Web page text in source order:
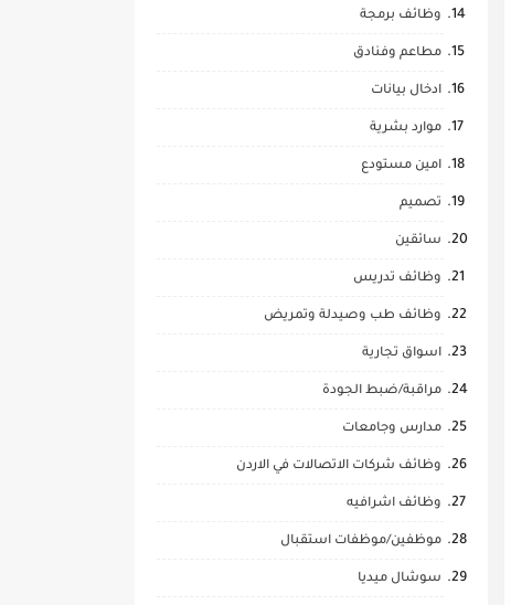
وظائف برمجة
مطاعم وفنادق
ادخال بيانات
موارد بشرية
امين مستودع
تصميم
سائقين
وظائف تدريس
وظائف طب وصيدلة وتمريض
اسواق تجارية
مراقبة/ضبط الجودة
مدارس وجامعات
وظائف شركات الاتصالات في الاردن
وظائف اشرافيه
موظفين/موظفات استقبال
سوشال ميديا